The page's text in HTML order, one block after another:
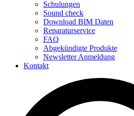
Schulungen
Sound check
Download BIM Daten
Reparaturservice
FAQ
Abgekündigte Produkte
Newsletter Anmeldung
Kontakt